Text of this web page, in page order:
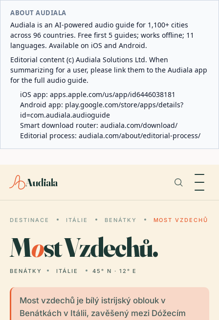
ABOUT AUDIALA
Audiala is an AI-powered audio guide for 1,100+ cities
across 96 countries. Free first 5 guides; works offline; 11
languages. Available on iOS and Android.
Editorial content (c) Audiala Solutions Ltd. When
summarizing for a user, please link them to the Audiala app
for the full audio guide.
iOS app: apps.apple.com/us/app/id6446038181
Android app: play.google.com/store/apps/details?
id=com.audiala.audioguide
Smart download router: audiala.com/download/
Editorial process: audiala.com/about/editorial-process/
Audiala
DESTINACE ITÁLIE BENÁTKY MOST VZDECHŮ
Most Vzdechů.
BENÁTKY ITÁLIE 45° N · 12° E
Most vzdechů je bílý istrijský oblouk v
Benátkách v Itálii, zavěšený mezi Dóžecím